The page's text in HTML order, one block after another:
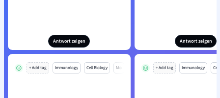
Antwort zeigen Antwort zeigen
+ Add tag Immunology Cell Biology Mo + Add tag Immunology